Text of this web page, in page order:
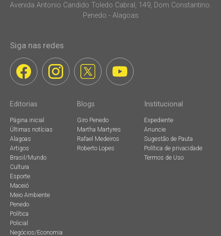
Avenida Antonio Candido Toledo Cabral, 149, Dom Constantino.
Penedo - Alagoas
Siga nas redes
Editorias
Página inicial
Últimas notícias
Alagoas
Artigos
Brasil/Mundo
Cultura
Esporte
Maceió
Meio Ambiente
Penedo
Política
Policial
Negócios/Economia
Blogs
Giro Penedo
Martha Martyres
Rafael Medeiros
Roberto Lopes
Institucional
Expediente
Anuncie
Sugestão de Pauta
Política de privacidade
Termos de Uso